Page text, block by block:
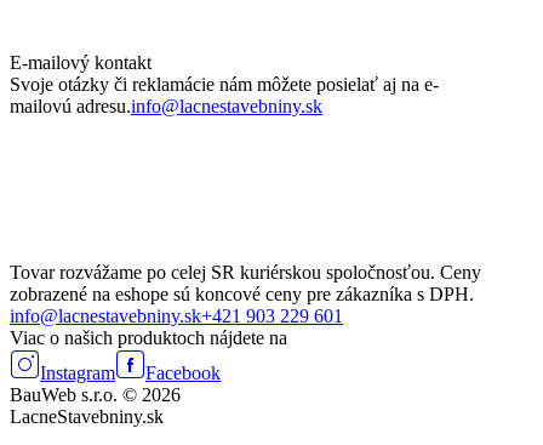
E-mailový kontakt
Svoje otázky či reklamácie nám môžete posielať aj na e-
mailovú adresu.info@lacnestavebniny.sk
Tovar rozvážame po celej SR kuriérskou spoločnosťou. Ceny
zobrazené na eshope sú koncové ceny pre zákazníka s DPH.
info@lacnestavebniny.sk+421 903 229 601
Viac o našich produktoch nájdete na
Instagram
Facebook
BauWeb s.r.o. © 2026
LacneStavebniny.sk